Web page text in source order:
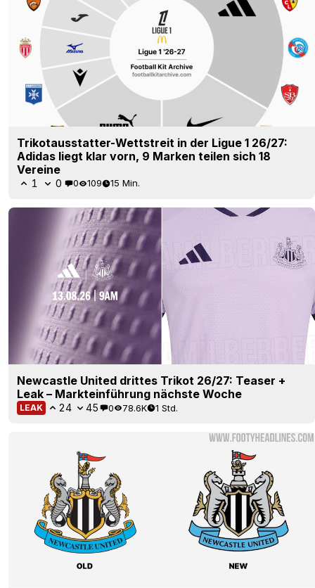
Trikotausstatter-Wettstreit in der Ligue 1 26/27:
Adidas liegt klar vorn, 9 Marken teilen sich 18
Vereine
1 0 0 109 15 Min.
Newcastle United drittes Trikot 26/27: Teaser +
Leak – Markteinführung nächste Woche
LEAK 24 45 0 78.6K 1 Std.